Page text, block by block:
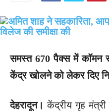
समस्त 670 पैक्स में कॉमन
केंद्र खोलने को लेकर दिए
देहरादून। केंद्रीय गृह